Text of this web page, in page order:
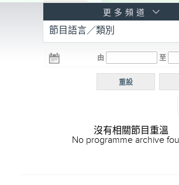
R3
電台 電台
R5
電台
普通
更多頻道
節目語言／類別
由 至
重設
沒有相關節目重溫
No programme archive